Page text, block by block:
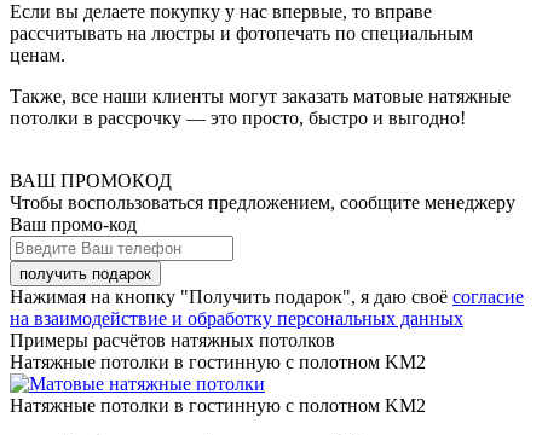
Если вы делаете покупку у нас впервые, то вправе
рассчитывать на люстры и фотопечать по специальным
ценам.
Также, все наши клиенты могут заказать матовые натяжные
потолки в рассрочку — это просто, быстро и выгодно!
ВАШ ПРОМОКОД
Чтобы воспользоваться предложением, сообщите менеджеру
Ваш промо-код
Нажимая на кнопку "Получить подарок", я даю своё согласие
на взаимодействие и обработку персональных данных
Примеры расчётов натяжных потолков
Натяжные потолки в гостинную с полотном KM2
Натяжные потолки в гостинную с полотном KM2